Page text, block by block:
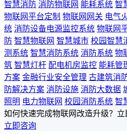
智慧消防 消防物联网 能耗系统 智
物联网平台定制 物联网网关 电气
统 消防设备电源监控系统 物联网
防 智慧物联网 智慧城市 校园智慧
测系统 智慧消防系统 消防系统 物
筑 智慧灯杆 配电机房监控 能耗管
方案 金融行业安全管理 古建筑消
防解决方案 消防设施 消防大数据
照明 电力物联网 校园消防系统 智
如何快速完成物联网改造升级？
立即咨询